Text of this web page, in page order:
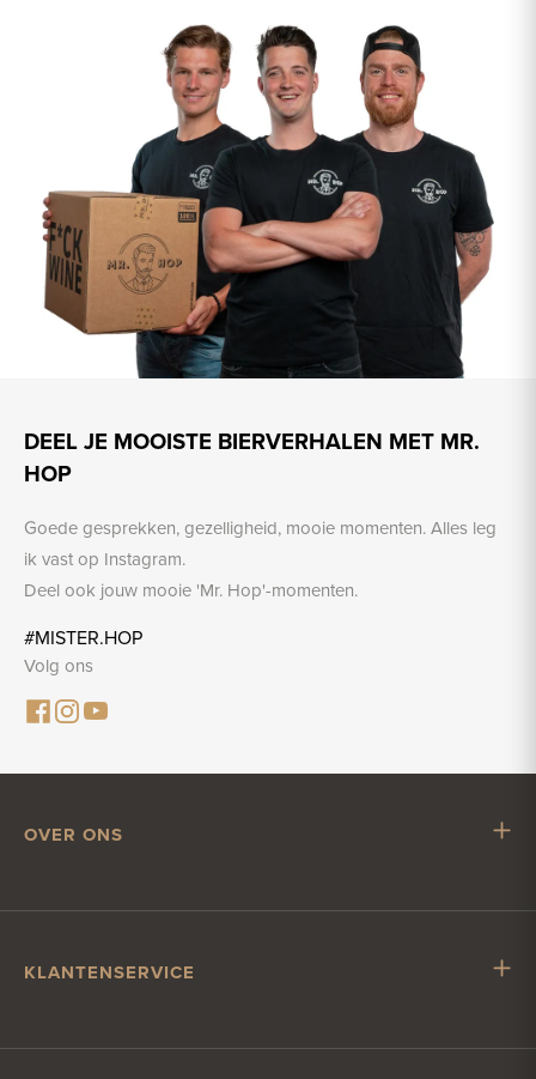
DEEL JE MOOISTE BIERVERHALEN MET MR.
HOP
Goede gesprekken, gezelligheid, mooie momenten. Alles leg
ik vast op Instagram.
Deel ook jouw mooie 'Mr. Hop'-momenten.
#MISTER.HOP
Volg ons
OVER ONS
Vacatures
KLANTENSERVICE